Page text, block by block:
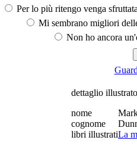
Per lo più ritengo venga
Mi sembrano migliori
Non ho ancora
dettaglio
nome
cognome
libri illustratiLa